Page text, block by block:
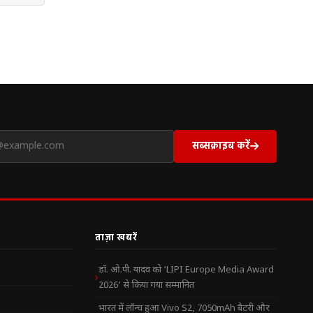
सब्सक्राइब करें
ताज़ा खबरें
डॉ. ओ.पी. यादव को ‘LIPI Europe Media Award
2026’ से किया गया सम्मानित
भारत में लॉन्च हुआ Vivo S2, 7050mAh बैटरी और